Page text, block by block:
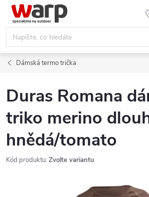
Přejít
obsah
Dámská termo trička
Duras Romana
triko merino
hnědá/tomato
Kód produktu: Zvolte variantu